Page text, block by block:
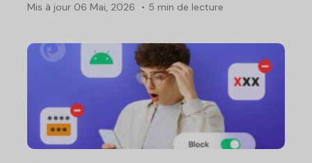
Mis à jour 06 Mai, 2026 5 min de lecture